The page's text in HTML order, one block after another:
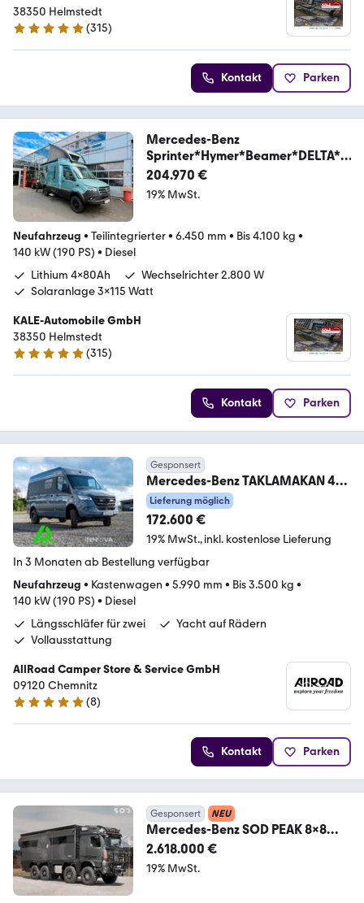
38350 Helmstedt
4.8 Sterne
(315)
Kontakt Parken
Mercedes-Benz
Sprinter*Hymer*Beamer*DELTA*A
HK*SOLAR*Lithium***
204.970 €
19% MwSt.
Neufahrzeug • Teilintegrierter• 6.450 mm • Bis 4.100 kg •
140 kW (190 PS) • Diesel
Lithium 4x80Ah
Wechselrichter 2.800 W
Solaranlage 3x115 Watt
KALE-Automobile GmbH
38350 Helmstedt
4.8 Sterne
(315)
Kontakt Parken
Gesponsert
Mercedes-Benz TAKLAMAKAN 4x4
Yacht auf Rädern, Innova
Roadtrip
Lieferung möglich
172.600 €
19% MwSt. inkl. kostenlose Lieferung
In 3 Monaten ab Bestellung verfügbar
Neufahrzeug • Kastenwagen • 5.990 mm • Bis 3.500 kg •
140 kW (190 PS) • Diesel
Längsschläfer für zwei
Yacht auf Rädern
Vollausstattung
AllRoad Camper Store & Service GmbH
09120 Chemnitz
4.8 Sterne
(8)
Kontakt Parken
Gesponsert NEU
Mercedes-Benz SOD PEAK 8x8
4163-7500 Weltreisemobil für 6 P.
2.618.000 €
19% MwSt.